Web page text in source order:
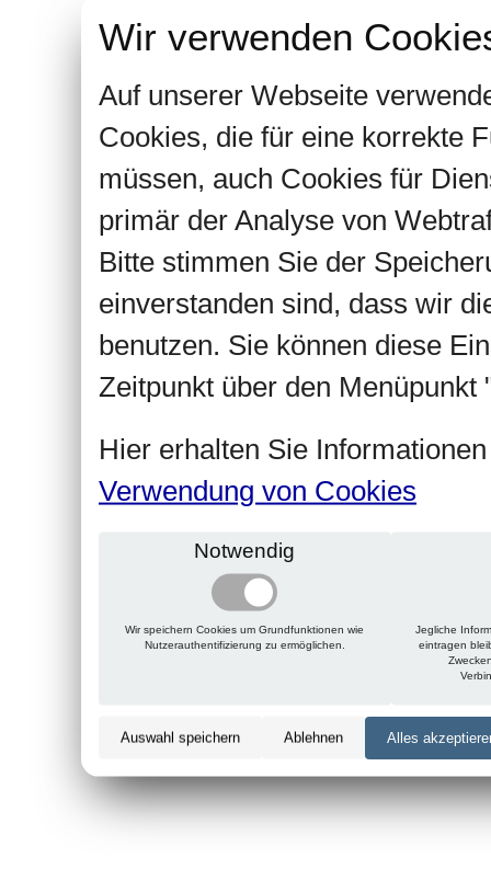
Wir verwenden
Auf unserer Webseite
Cookies, die für eine korrekte
müssen, auch Cookies für
primär der Analyse von
Bitte stimmen Sie der
einverstanden sind, dass wir
benutzen. Sie können diese
Zeitpunkt über den Menüpunkt
Hier erhalten Sie
Verwendung von Cookies
Notwendig
Wir speichern Cookies um Grundfunktionen wie
Nutzerauthentifizierung zu ermöglichen.
Jegliche
eintragen
Auswahl speichern Ablehnen Alles